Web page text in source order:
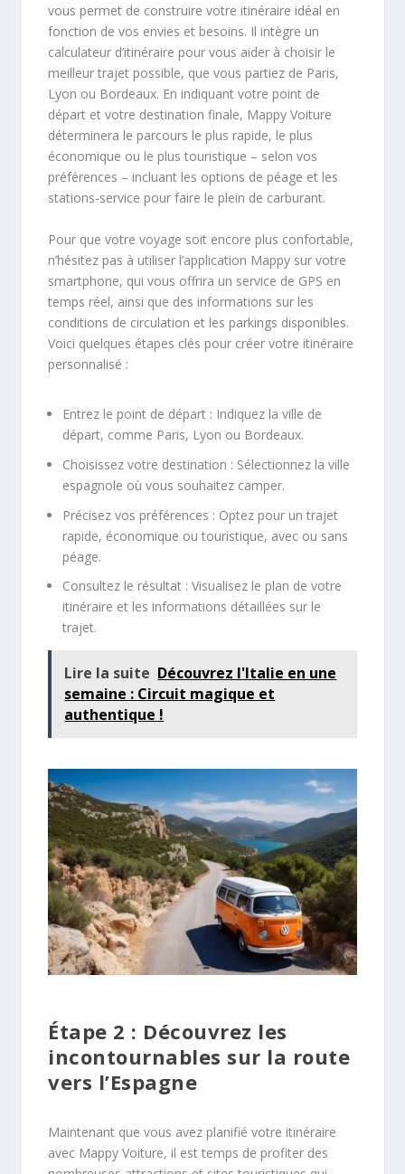
vous permet de construire votre itinéraire idéal en
fonction de vos envies et besoins. Il intègre un
calculateur d’itinéraire pour vous aider à choisir le
meilleur trajet possible, que vous partiez de Paris,
Lyon ou Bordeaux. En indiquant votre point de
départ et votre destination finale, Mappy Voiture
déterminera le parcours le plus rapide, le plus
économique ou le plus touristique – selon vos
préférences – incluant les options de péage et les
stations-service pour faire le plein de carburant.
Pour que votre voyage soit encore plus confortable,
n’hésitez pas à utiliser l’application Mappy sur votre
smartphone, qui vous offrira un service de GPS en
temps réel, ainsi que des informations sur les
conditions de circulation et les parkings disponibles.
Voici quelques étapes clés pour créer votre itinéraire
personnalisé :
Entrez le point de départ : Indiquez la ville de
départ, comme Paris, Lyon ou Bordeaux.
Choisissez votre destination : Sélectionnez la ville
espagnole où vous souhaitez camper.
Précisez vos préférences : Optez pour un trajet
rapide, économique ou touristique, avec ou sans
péage.
Consultez le résultat : Visualisez le plan de votre
itinéraire et les informations détaillées sur le
trajet.
Lire la suite Découvrez l'Italie en une
semaine : Circuit magique et
authentique !
Étape 2 : Découvrez les
incontournables sur la route
vers l’Espagne
Maintenant que vous avez planifié votre itinéraire
avec Mappy Voiture, il est temps de profiter des